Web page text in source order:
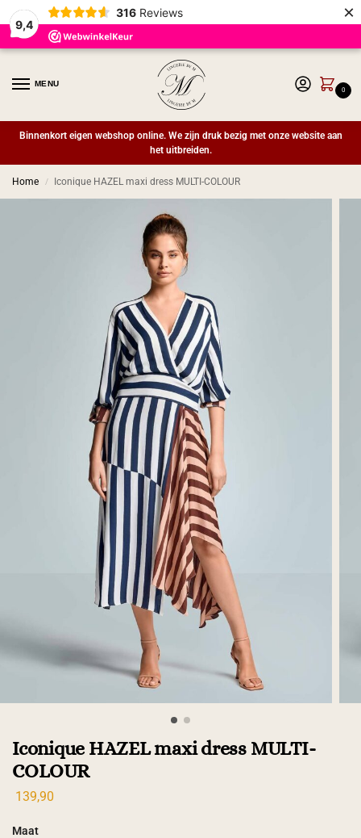
9,4
316 Reviews ×
MENU
0
Binnenkort eigen webshop online. We zijn druk bezig met onze website aan
het uitbreiden.
Home / Iconique HAZEL maxi dress MULTI-COLOUR
Iconique HAZEL maxi dress MULTI-
COLOUR
139,90
Maat